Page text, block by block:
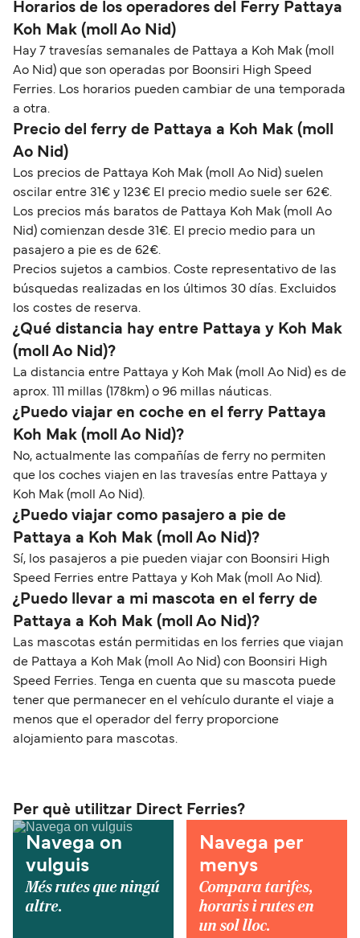
Horarios de los operadores del Ferry Pattaya
Koh Mak (moll Ao Nid)
Hay 7 travesías semanales de Pattaya a Koh Mak (moll
Ao Nid) que son operadas por Boonsiri High Speed
Ferries. Los horarios pueden cambiar de una temporada
a otra.
Precio del ferry de Pattaya a Koh Mak (moll
Ao Nid)
Los precios de Pattaya Koh Mak (moll Ao Nid) suelen
oscilar entre 31€ y 123€ El precio medio suele ser 62€.
Los precios más baratos de Pattaya Koh Mak (moll Ao
Nid) comienzan desde 31€. El precio medio para un
pasajero a pie es de 62€.
Precios sujetos a cambios. Coste representativo de las
búsquedas realizadas en los últimos 30 días. Excluidos
los costes de reserva.
¿Qué distancia hay entre Pattaya y Koh Mak
(moll Ao Nid)?
La distancia entre Pattaya y Koh Mak (moll Ao Nid) es de
aprox. 111 millas (178km) o 96 millas náuticas.
¿Puedo viajar en coche en el ferry Pattaya
Koh Mak (moll Ao Nid)?
No, actualmente las compañías de ferry no permiten
que los coches viajen en las travesías entre Pattaya y
Koh Mak (moll Ao Nid).
¿Puedo viajar como pasajero a pie de
Pattaya a Koh Mak (moll Ao Nid)?
Sí, los pasajeros a pie pueden viajar con Boonsiri High
Speed Ferries entre Pattaya y Koh Mak (moll Ao Nid).
¿Puedo llevar a mi mascota en el ferry de
Pattaya a Koh Mak (moll Ao Nid)?
Las mascotas están permitidas en los ferries que viajan
de Pattaya a Koh Mak (moll Ao Nid) con Boonsiri High
Speed Ferries. Tenga en cuenta que su mascota puede
tener que permanecer en el vehículo durante el viaje a
menos que el operador del ferry proporcione
alojamiento para mascotas.
Per què utilitzar Direct Ferries?
Navega on
vulguis
Més rutes que ningú
altre.
Navega per
menys
Compara tarifes,
horaris i rutes en
un sol lloc.